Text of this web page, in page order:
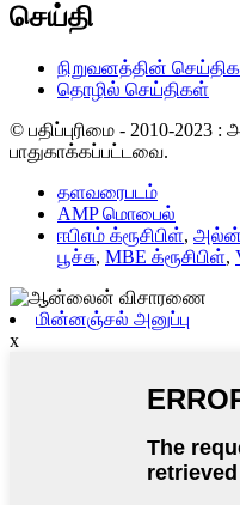
செய்தி
நிறுவனத்தின்
தொழில் செய்திகள்
© பதிப்புரிமை - 2010-
பாதுகாக்கப்பட்டவை.
தளவரைபடம்
AMP மொபைல்
ஈபிஎம் க்ரூசிபிள், அல்ன்
பூச்சு, MBE க்ரூசிபிள்,
மின்னஞ்சல் அனுப்பு
x